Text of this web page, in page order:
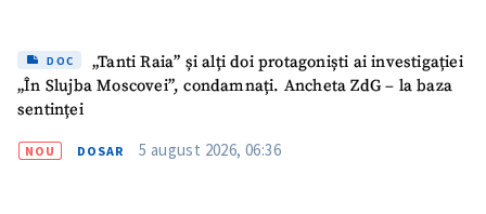
DOC
„Tanti Raia” și alți doi protagoniști ai investigației
„În Slujba Moscovei”, condamnați. Ancheta ZdG – la baza
sentinței
NOU DOSAR 5 august 2026, 06:36